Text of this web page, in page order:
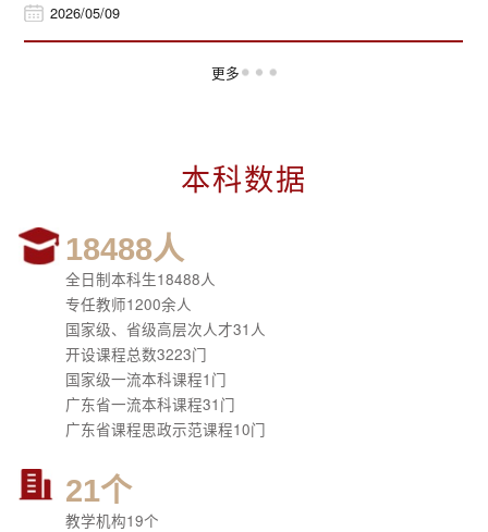
2026/05/09
更多
本科数据
18488人
全日制本科生18488人
专任教师1200余人
国家级、省级高层次人才31人
开设课程总数3223门
国家级一流本科课程1门
广东省一流本科课程31门
广东省课程思政示范课程10门
21个
教学机构19个